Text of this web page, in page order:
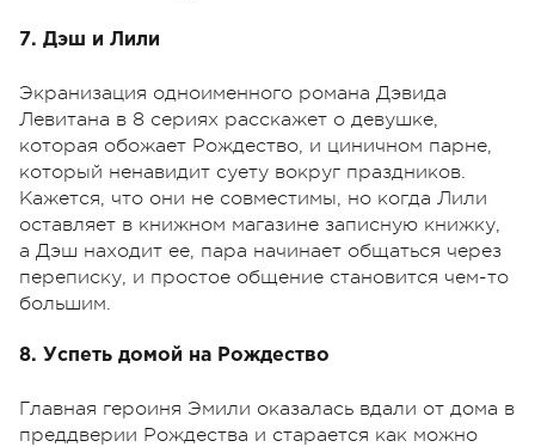
7. Дэш и Лили
Экранизация одноименного романа Дэвида
Левитана в 8 сериях расскажет о девушке,
которая обожает Рождество, и циничном парне,
который ненавидит суету вокруг праздников.
Кажется, что они не совместимы, но когда Лили
оставляет в книжном магазине записную книжку,
а Дэш находит ее, пара начинает общаться через
переписку, и простое общение становится чем-то
большим.
8. Успеть домой на Рождество
Главная героиня Эмили оказалась вдали от дома в
преддверии Рождества и старается как можно